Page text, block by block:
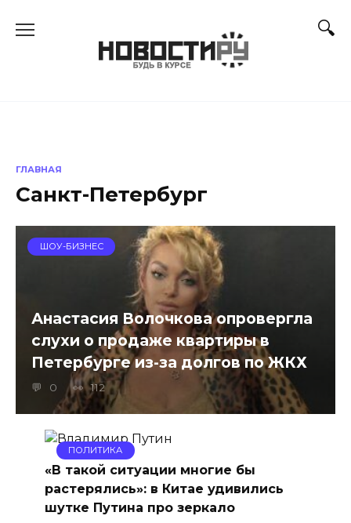
ГЛАВНАЯ
Санкт-Петербург
ШОУ-БИЗНЕС
Анастасия Волочкова опровергла
слухи о продаже квартиры в
Петербурге из-за долгов по ЖКХ
0 112
ПОЛИТИКА
«В такой ситуации многие бы
растерялись»: в Китае удивились
шутке Путина про зеркало